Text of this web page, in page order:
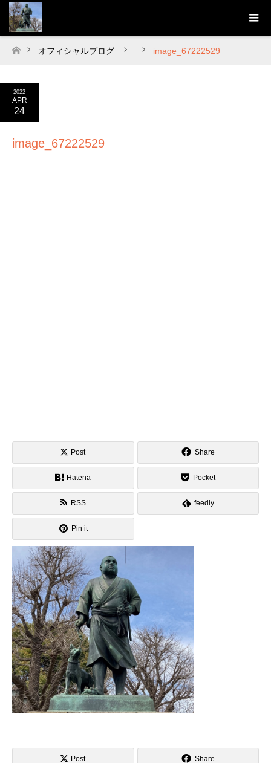
ホーム
オフィシャルブログ image_67222529
2022
APR
24
image_67222529
Post Share
Hatena Pocket
RSS feedly
Pin it
Post Share